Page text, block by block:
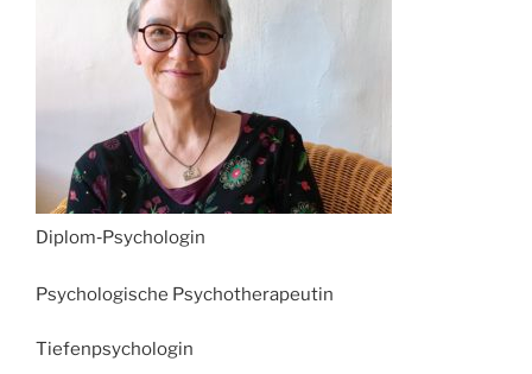
Diplom‑Psychologin
Psychologische Psychotherapeutin
Tiefenpsychologin